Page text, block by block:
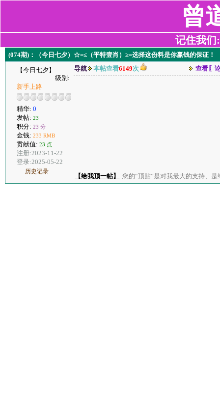
曾
记住我们
(074期)：（今日七夕）☆=≤（平特壹肖）≥=选择这份料是你赢钱的保证！
【今日七夕】
级别:
新手上路
精华: 0
发帖: 23
积分: 23 分
金钱: 233 RMB
贡献值: 23 点
注册:2023-11-22
登录:2025-05-22
历史记录
导航 本帖查看6149次 查看〖
【给我顶一帖】 您的“顶贴”是对我最大的支持、